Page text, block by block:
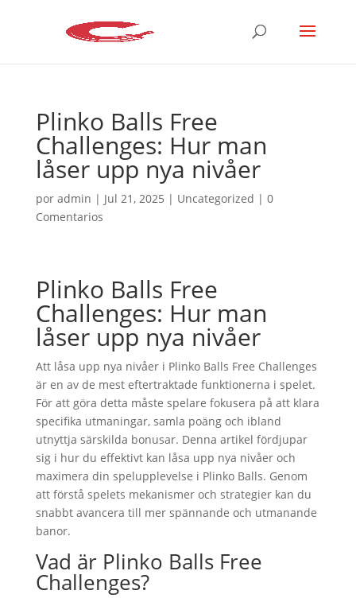
Plinko Balls Free
Challenges: Hur man
låser upp nya nivåer
por admin | Jul 21, 2025 | Uncategorized | 0
Comentarios
Plinko Balls Free
Challenges: Hur man
låser upp nya nivåer
Att låsa upp nya nivåer i Plinko Balls Free Challenges
är en av de mest eftertraktade funktionerna i spelet.
För att göra detta måste spelare fokusera på att klara
specifika utmaningar, samla poäng och ibland
utnyttja särskilda bonusar. Denna artikel fördjupar
sig i hur du effektivt kan låsa upp nya nivåer och
maximera din spelupplevelse i Plinko Balls. Genom
att förstå spelets mekanismer och strategier kan du
snabbt avancera till mer spännande och utmanande
banor.
Vad är Plinko Balls Free
Challenges?